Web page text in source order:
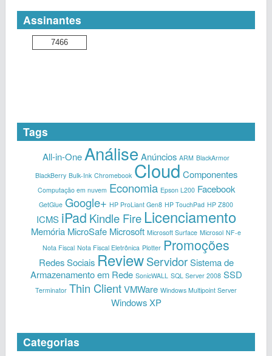
Assinantes
7466
Tags
All-in-One Análise Anúncios ARM BlackArmor
BlackBerry Bulk-Ink Chromebook Cloud Componentes
Computação em nuvem Economia Epson L200 Facebook
GetGlue Google+ HP ProLiant Gen8 HP TouchPad HP Z800
ICMS iPad Kindle Fire Licenciamento
Memória MicroSafe Microsoft Microsoft Surface Microsol NF-e
Nota Fiscal Nota Fiscal Eletrônica Plotter Promoções
Redes Sociais Review Servidor Sistema de
Armazenamento em Rede SonicWALL SQL Server 2008 SSD
Terminator Thin ClientVMWare Windows Multipoint Server
Windows XP
Categorias